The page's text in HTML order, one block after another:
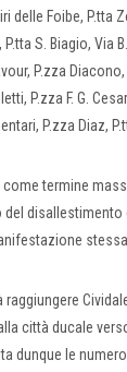
delle Foibe, P.tta
S. Biagio, Via
P.zza
P.zza F. G.
P.zza Diaz,
come termine
del
stessa.
raggiungere
città ducale
dunque le